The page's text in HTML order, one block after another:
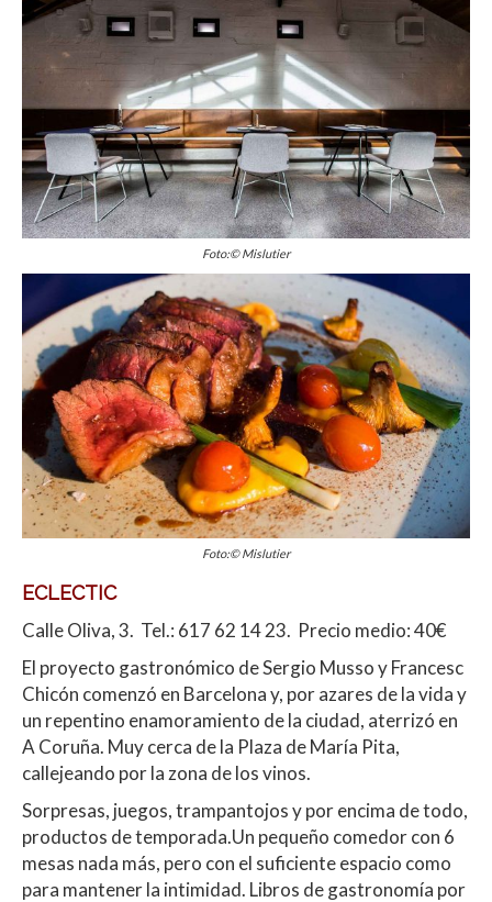
Foto:© Mislutier
Foto:© Mislutier
ECLECTIC
Calle Oliva, 3. Tel.: 617 62 14 23. Precio medio: 40€
El proyecto gastronómico de Sergio Musso y Francesc
Chicón comenzó en Barcelona y, por azares de la vida y
un repentino enamoramiento de la ciudad, aterrizó en
A Coruña. Muy cerca de la Plaza de María Pita,
callejeando por la zona de los vinos.
Sorpresas, juegos, trampantojos y por encima de todo,
productos de temporada.Un pequeño comedor con 6
mesas nada más, pero con el suficiente espacio como
para mantener la intimidad. Libros de gastronomía por